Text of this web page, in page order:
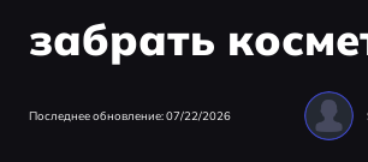
забрать
Последнее обновление: 07/22/2026